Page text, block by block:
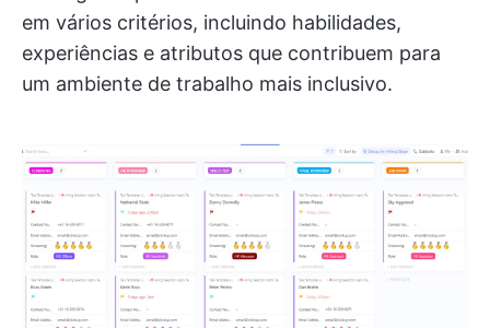
em vários critérios, incluindo habilidades,
experiências e atributos que contribuem para
um ambiente de trabalho mais inclusivo.